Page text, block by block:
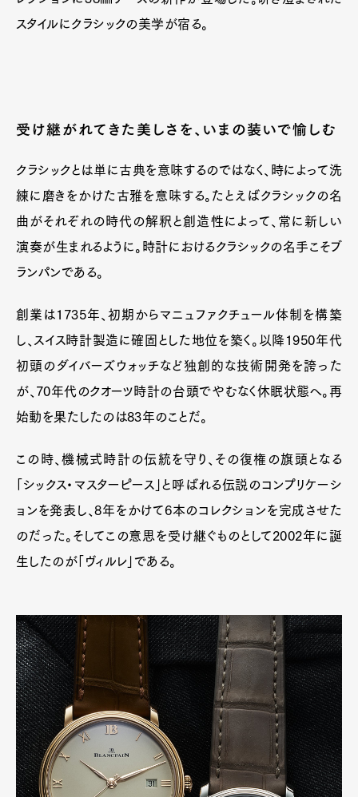
スタイルにクラシックの美学が宿る。
受け継がれてきた美しさを、いまの装いで愉しむ
クラシックとは単に古典を意味するのではなく、時によって洗
練に磨きをかけた古雅を意味する。たとえばクラシックの名
曲がそれぞれの時代の解釈と創造性によって、常に新しい
演奏が生まれるように。時計におけるクラシックの名手こそブ
ランパンである。
創業は1735年、初期からマニュファクチュール体制を構築
し、スイス時計製造に確固とした地位を築く。以降1950年代
初頭のダイバーズウォッチなど独創的な技術開発を誇った
が、70年代のクオーツ時計の台頭でやむなく休眠状態へ。再
始動を果たしたのは83年のことだ。
この時、機械式時計の伝統を守り、その復権の旗頭となる
「シックス・マスターピース」と呼ばれる伝説のコンプリケーシ
ョンを発表し、8年をかけて6本のコレクションを完成させた
のだった。そしてこの意思を受け継ぐものとして2002年に誕
生したのが「ヴィルレ」である。